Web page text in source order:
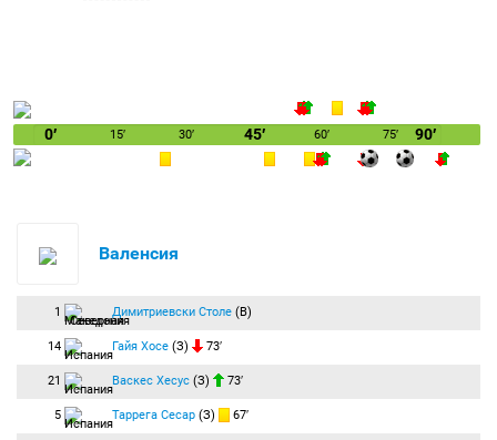
0′ 15′ 30′ 45′ 60′ 75′ 90′
Валенсия
1 Димитриевски Столе (В)
14 Гайя Хосе (З) 73′
21 Васкес Хесус (З) 73′
5 Таррега Сесар (З) 67′